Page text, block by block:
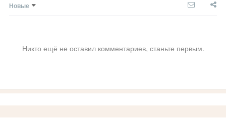
Новые
Никто ещё не оставил комментариев, станьте первым.